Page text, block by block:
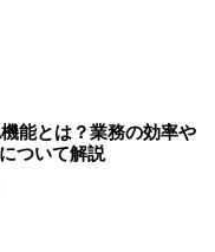
能とは？業務の効率や
ついて解説